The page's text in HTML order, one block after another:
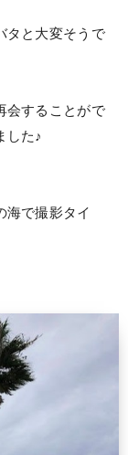
タと大変そうで
会することがで
した♪
海で撮影タイ